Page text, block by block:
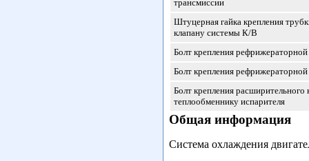
трансмиссии
Штуцерная гайка крепления
клапану системы К/В
Болт крепления
Болт крепления
Болт крепления расширительного
теплообменнику испарителя
Общая информация
Система охлаждения